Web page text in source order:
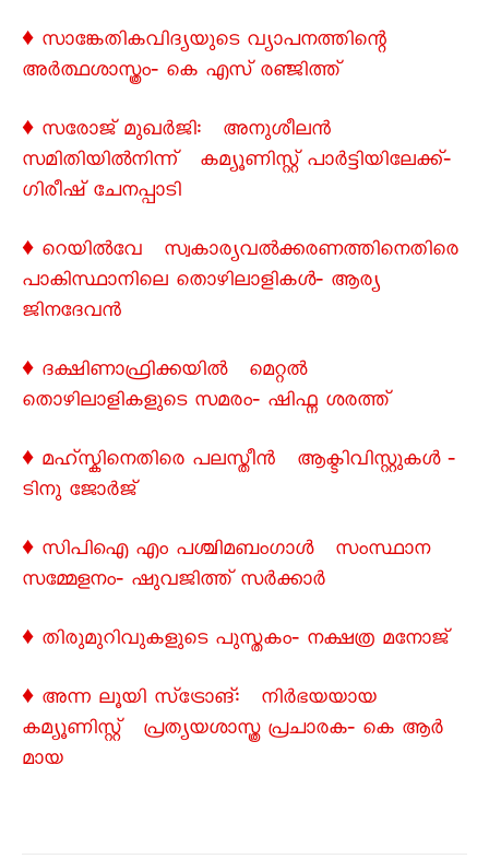
♦ സാങ്കേതികവിദ്യയുടെ വ്യാപനത്തിന്റെ
അർത്ഥശാസ്ത്രം‐ കെ എസ് രഞ്ജിത്ത്
♦ സരോജ് മുഖർജി: അനുശീലൻ
സമിതിയിൽനിന്ന് കമ്യൂണിസ്റ്റ് പാർട്ടിയിലേക്ക്‐
ഗിരീഷ് ചേനപ്പാടി
♦ റെയിൽവേ സ്വകാര്യവൽക്കരണത്തിനെതിരെ
പാകിസ്ഥാനിലെ തൊഴിലാളികൾ‐ ആര്യ
ജിനദേവൻ
♦ ദക്ഷിണാഫ്രിക്കയിൽ മെറ്റൽ
തൊഴിലാളികളുടെ സമരം‐ ഷിഫ്ന ശരത്ത്
♦ മഹ്സ്കിനെതിരെ പലസ്തീൻ ആക്ടിവിസ്റ്റുകൾ ‐
ടിനു ജോർജ്
♦ സിപിഐ എം പശ്ചിമബംഗാൾ സംസ്ഥാന
സമ്മേളനം‐ ഷുവജിത്ത് സർക്കാർ
♦ തിരുമുറിവുകളുടെ പുസ്തകം‐ നക്ഷത്ര മനോജ്
♦ അന്ന ലൂയി സ്ട്രോങ്: നിർഭയയായ
കമ്യൂണിസ്റ്റ് പ്രത്യയശാസ്ത്ര പ്രചാരക‐ കെ ആർ
മായ